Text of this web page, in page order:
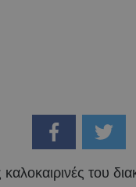
καλοκαιρινές του